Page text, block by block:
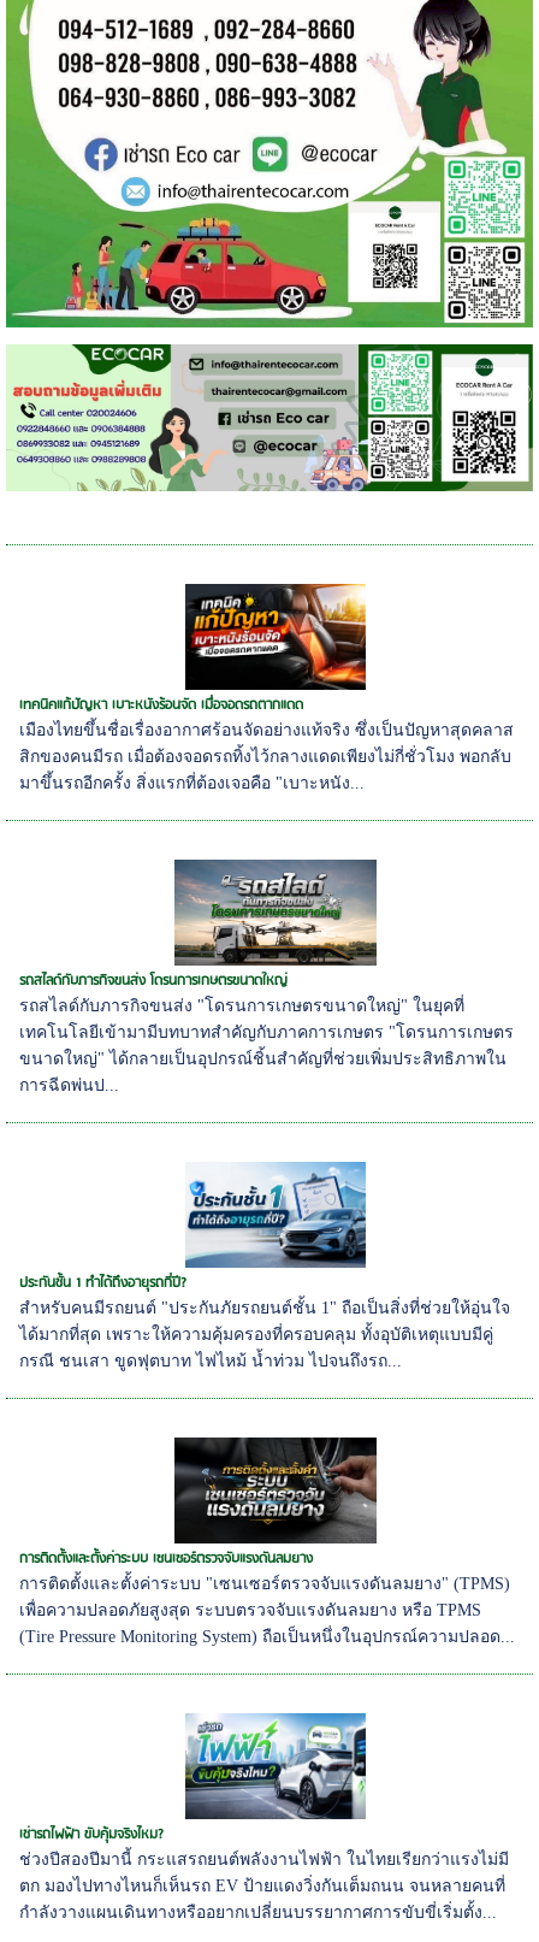
เทคนิคแก้ปัญหา เบาะหนังร้อนจัด เมื่อจอดรถตากแดด
เมืองไทยขึ้นชื่อเรื่องอากาศร้อนจัดอย่างแท้จริง ซึ่งเป็นปัญหาสุดคลาส
สิกของคนมีรถ เมื่อต้องจอดรถทิ้งไว้กลางแดดเพียงไม่กี่ชั่วโมง พอกลับ
มาขึ้นรถอีกครั้ง สิ่งแรกที่ต้องเจอคือ "เบาะหนัง...
รถสไลด์กับภารกิจขนส่ง โดรนการเกษตรขนาดใหญ่
รถสไลด์กับภารกิจขนส่ง "โดรนการเกษตรขนาดใหญ่" ในยุคที่
เทคโนโลยีเข้ามามีบทบาทสำคัญกับภาคการเกษตร "โดรนการเกษตร
ขนาดใหญ่" ได้กลายเป็นอุปกรณ์ชิ้นสำคัญที่ช่วยเพิ่มประสิทธิภาพใน
การฉีดพ่นป...
ประกันชั้น 1 ทำได้ถึงอายุรถกี่ปี?
สำหรับคนมีรถยนต์ "ประกันภัยรถยนต์ชั้น 1" ถือเป็นสิ่งที่ช่วยให้อุ่นใจ
ได้มากที่สุด เพราะให้ความคุ้มครองที่ครอบคลุม ทั้งอุบัติเหตุแบบมีคู่
กรณี ชนเสา ขูดฟุตบาท ไฟไหม้ น้ำท่วม ไปจนถึงรถ...
การติดตั้งและตั้งค่าระบบ เซนเซอร์ตรวจจับแรงดันลมยาง
การติดตั้งและตั้งค่าระบบ "เซนเซอร์ตรวจจับแรงดันลมยาง" (TPMS)
เพื่อความปลอดภัยสูงสุด ระบบตรวจจับแรงดันลมยาง หรือ TPMS
(Tire Pressure Monitoring System) ถือเป็นหนึ่งในอุปกรณ์ความปลอด...
เช่ารถไฟฟ้า ขับคุ้มจริงไหม?
ช่วงปีสองปีมานี้ กระแสรถยนต์พลังงานไฟฟ้า ในไทยเรียกว่าแรงไม่มี
ตก มองไปทางไหนก็เห็นรถ EV ป้ายแดงวิ่งกันเต็มถนน จนหลายคนที่
กำลังวางแผนเดินทางหรืออยากเปลี่ยนบรรยากาศการขับขี่เริ่มตั้ง...